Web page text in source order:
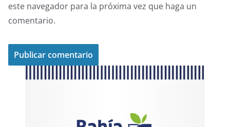
este navegador para la próxima vez que haga un
comentario.